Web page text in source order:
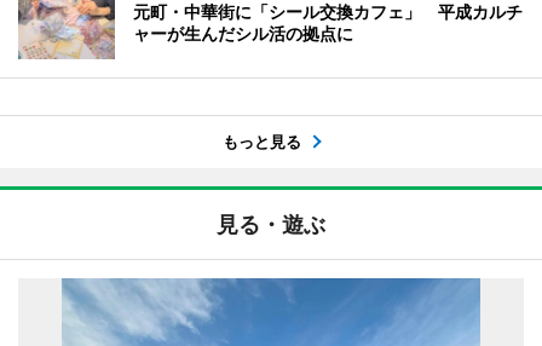
元町・中華街に「シール交換カフェ」 平成カルチ
ャーが生んだシル活の拠点に
もっと見る
見る・遊ぶ